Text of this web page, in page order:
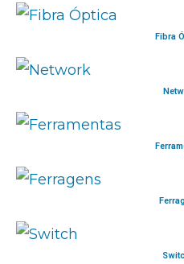
Fibra